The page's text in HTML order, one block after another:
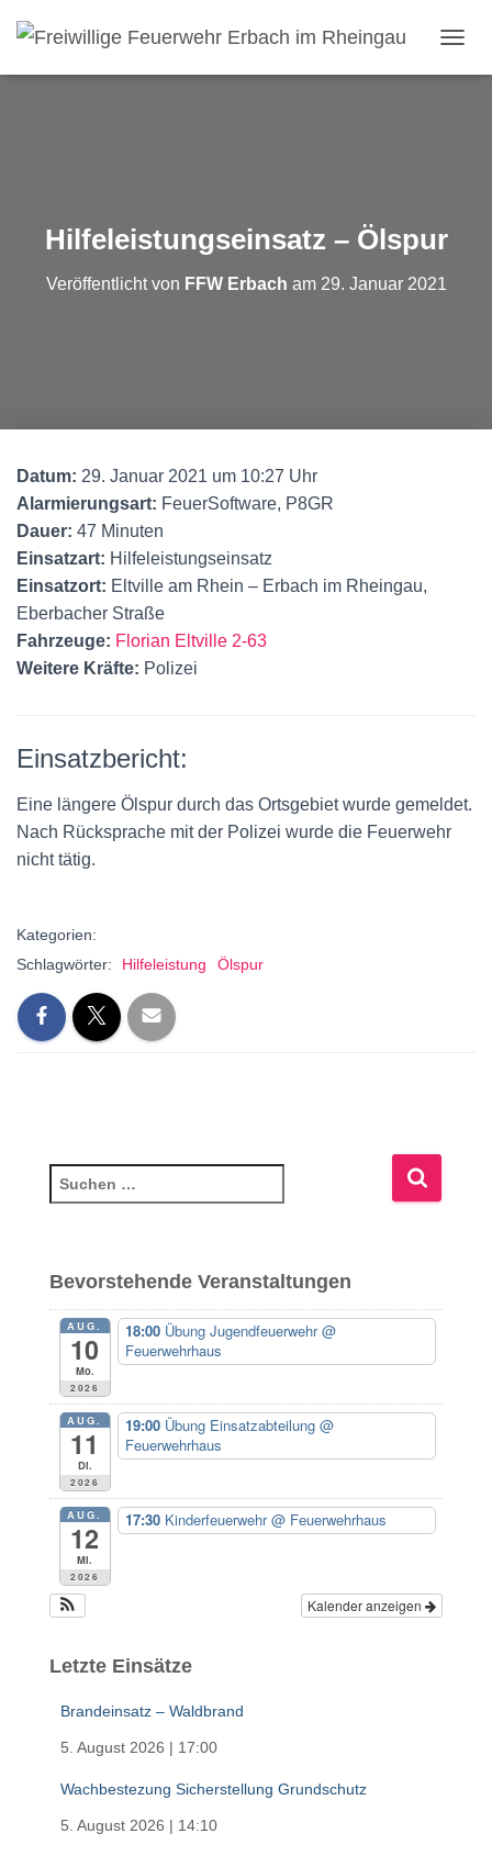
A
E
Hilfeleistungseinsatz – Ölspur
Veröffentlicht von FFW Erbach am 29. Januar 2021
Datum: 29. Januar 2021 um 10:27 Uhr
Alarmierungsart: FeuerSoftware, P8GR
Dauer: 47 Minuten
Einsatzart: Hilfeleistungseinsatz
Einsatzort: Eltville am Rhein – Erbach im Rheingau,
Eberbacher Straße
Fahrzeuge: Florian Eltville 2-63
Weitere Kräfte: Polizei
Einsatzbericht:
Eine längere Ölspur durch das Ortsgebiet wurde gemeldet.
Nach Rücksprache mit der Polizei wurde die Feuerwehr
nicht tätig.
Kategorien:
Schlagwörter:
Hilfeleistung Ölspur
u
e
Bevorstehende Veranstaltungen
AUG.
10
Mo.
2026
18:00 Übung Jugendfeuerwehr@
Feuerwehrhaus
AUG.
11
Di.
2026
19:00 Übung Einsatzabteilung @
Feuerwehrhaus
AUG.
12
Mi.
2026
17:30 Kinderfeuerwehr@ Feuerwehrhaus
Kalender anzeigen
Letzte Einsätze
Brandeinsatz – Waldbrand
5. August 2026 | 17:00
Wachbestezung Sicherstellung Grundschutz
5. August 2026 | 14:10